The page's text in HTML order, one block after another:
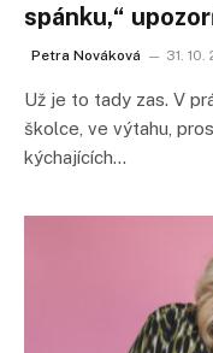
spánku,“
Petra Nováková 31.
Už je to tady zas. V
školce, ve výtahu,
kýchajících…